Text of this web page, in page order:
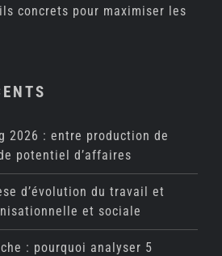
concrets pour maximiser les
2026 : entre production de
potentiel d’affaires
d’évolution du travail et
et sociale
: pourquoi analyser 5